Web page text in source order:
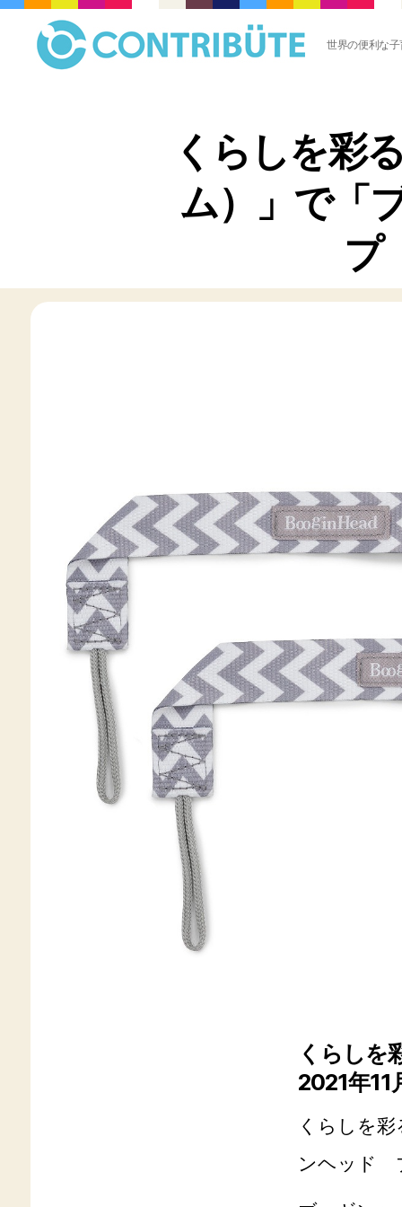
(
Contribute,inc.
世界の便利な
くらしを彩
ム）」で「
プ
くらしを
2021年11
くらしを
ンヘッド